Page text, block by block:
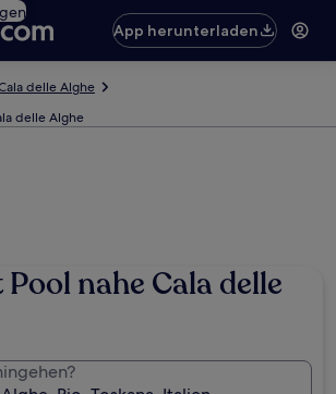
App herunterladen
delle Alghe
delle Alghe
nahe Cala delle